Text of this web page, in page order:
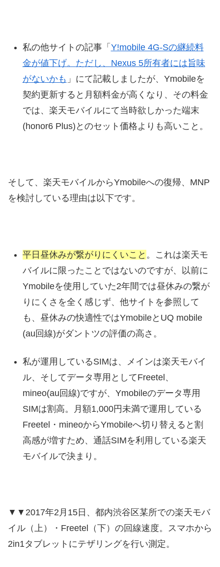
私の他サイトの記事「 Y!mobile 4G-Sの継続料
金が値下げ。ただし、Nexus 5所有者には旨味
がないかも 」にて記載しましたが、Ymobileを
契約更新すると月額料金が高くなり、その料金
では、楽天モバイルにて当時欲しかった端末
(honor6 Plus)とのセット価格よりも高いこと。
そして、楽天モバイルからYmobileへの復帰、MNP
を検討している理由は以下です。
平日昼休みが繋がりにくいこと 。これは楽天モ
バイルに限ったことではないのですが、以前に
Ymobileを使用していた2年間では昼休みの繋が
りにくさを全く感じず、他サイトを参照して
も、昼休みの快適性ではYmobileとUQ mobile
(au回線)がダントツの評価の高さ。
私が運用しているSIMは、メインは楽天モバイ
ル、そしてデータ専用としてFreetel、
mineo(au回線)ですが、Ymobileのデータ専用
SIMは割高。月額1,000円未満で運用している
Freetel・mineoからYmobileへ切り替えると割
高感が増すため、通話SIMを利用している楽天
モバイルで決まり。
▼▼2017年2月15日、都内渋谷区某所での楽天モバ
イル（上）・Freetel（下）の回線速度。スマホから
2in1タブレットにテザリングを行い測定。